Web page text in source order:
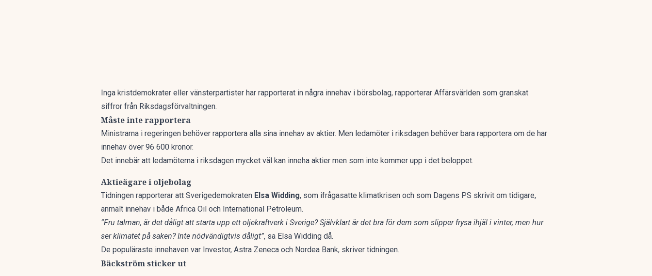
Inga kristdemokrater eller vänsterpartister har rapporterat in några innehav i börsbolag, rapporterar Affärsvärlden som granskat
siffror från Riksdagsförvaltningen.
Måste inte rapportera
Ministrarna i regeringen behöver rapportera alla sina innehav av aktier. Men ledamöter i riksdagen behöver bara rapportera om de har
innehav över 96 600 kronor.
Det innebär att ledamöterna i riksdagen mycket väl kan inneha aktier men som inte kommer upp i det beloppet.
Aktieägare i oljebolag
Tidningen rapporterar att Sverigedemokraten Elsa Widding, som ifrågasatte klimatkrisen och som Dagens PS skrivit om tidigare,
anmält innehav i både Africa Oil och International Petroleum.
”Fru talman, är det dåligt att starta upp ett oljekraftverk i Sverige? Självklart är det bra för dem som slipper frysa ihjäl i vinter, men hur
ser klimatet på saken? Inte nödvändigtvis dåligt”, sa Elsa Widding då.
De populäraste innehaven var Investor, Astra Zeneca och Nordea Bank, skriver tidningen.
Bäckström sticker ut